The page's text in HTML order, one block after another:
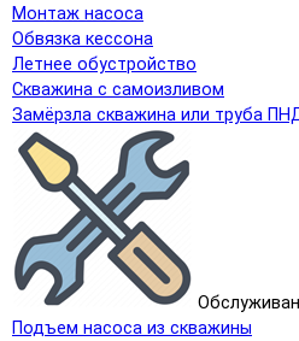
Монтаж насоса
Обвязка кессона
Летнее обустройство
Скважина с самоизливом
Замёрзла скважина или труба
Подъем насоса из скважины